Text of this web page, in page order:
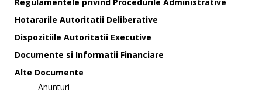
Hotararile Autoritatii Deliberative
Dispozitiile Autoritatii Executive
Documente si Informatii Financiare
Alte Documente
Anunturi